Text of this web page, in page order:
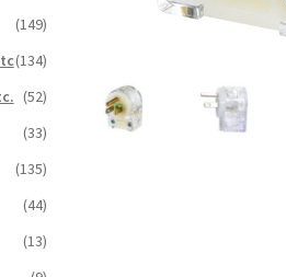
(149)
(134)
(52)
(33)
(135)
(44)
(13)